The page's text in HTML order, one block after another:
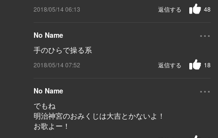
2018/05/14 06:13 48
返信する
No Name ...
手のひらで操る系
2018/05/14 07:52 18
返信する
No Name ...
でもね
明治神宮のおみくじは大吉とかないよ！
お歌よー！